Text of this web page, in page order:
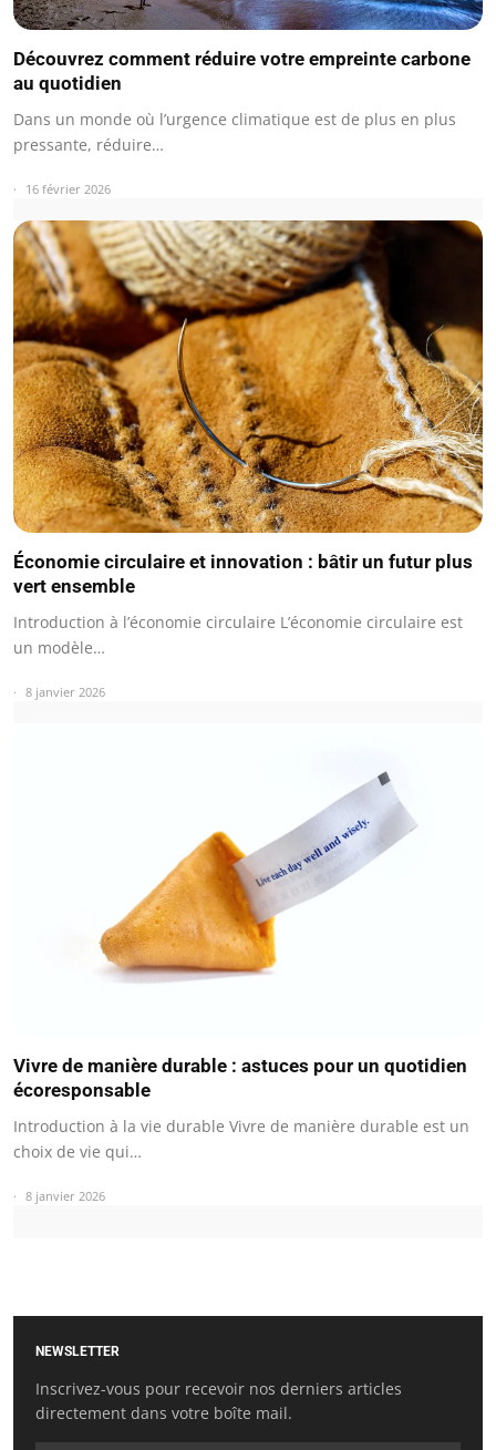
Découvrez comment réduire votre empreinte carbone
au quotidien
Dans un monde où l’urgence climatique est de plus en plus
pressante, réduire…
16 février 2026
Économie circulaire et innovation : bâtir un futur plus
vert ensemble
Introduction à l’économie circulaire L’économie circulaire est
un modèle…
8 janvier 2026
Vivre de manière durable : astuces pour un quotidien
écoresponsable
Introduction à la vie durable Vivre de manière durable est un
choix de vie qui…
8 janvier 2026
NEWSLETTER
Inscrivez-vous pour recevoir nos derniers articles
directement dans votre boîte mail.